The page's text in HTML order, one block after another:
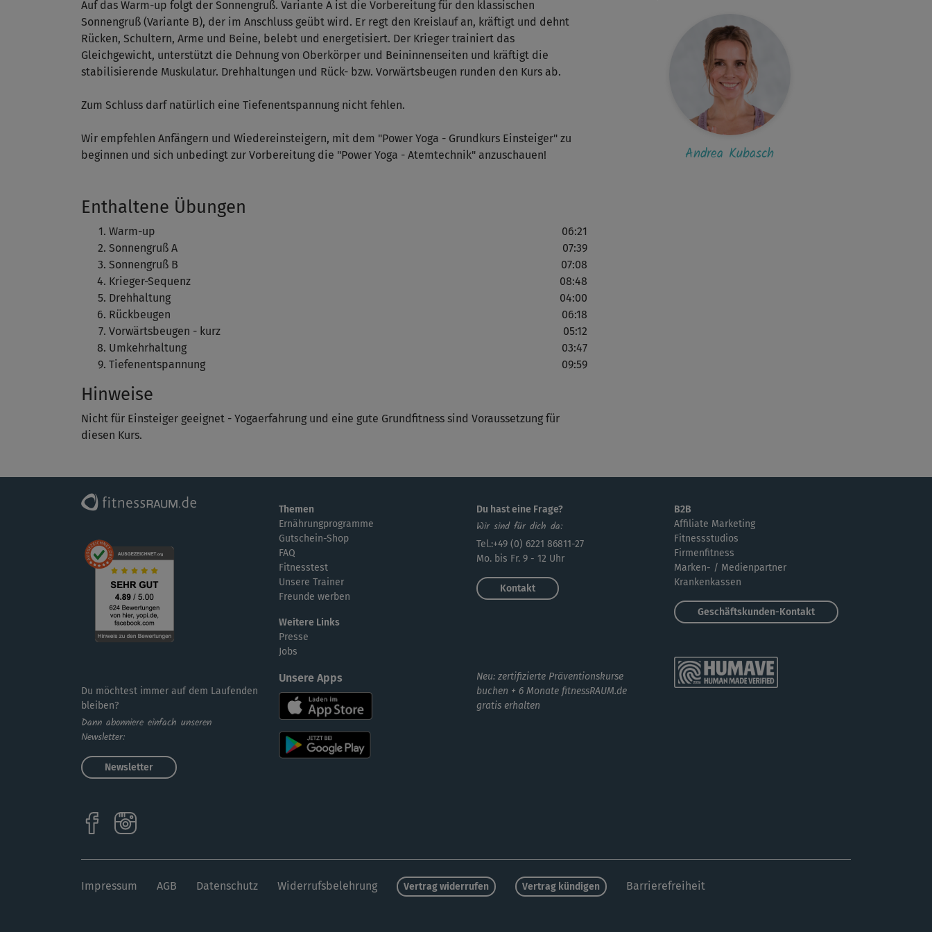
Eine schöne Stunde auf höchstens mittlerem
Level. Ein bisschen dunkel, finde ich. Aber...
Bettina164
Sehr gut angeleitet! Sehr angenehme Stimme!
langsam ist und wenig fordernd. Dien...
Auf das Warm-up folgt der Sonnengruß. Variante A ist die Vorbereitung für den klassischen
Sonnengruß (Variante B), der im Anschluss geübt wird. Er regt den Kreislauf an, kräftigt und dehnt
Rücken, Schultern, Arme und Beine, belebt und energetisiert. Der Krieger trainiert das
Gleichgewicht, unterstützt die Dehnung von Oberkörper und Beininnenseiten und kräftigt die
stabilisierende Muskulatur. Drehhaltungen und Rück- bzw. Vorwärtsbeugen runden den Kurs ab.
Zum Schluss darf natürlich eine Tiefenentspannung nicht fehlen.
Wir empfehlen Anfängern und Wiedereinsteigern, mit dem "Power Yoga - Grundkurs Einsteiger" zu
beginnen und sich unbedingt zur Vorbereitung die "Power Yoga - Atemtechnik" anzuschauen!
Enthaltene Übungen
Warm-up
06:21
Sonnengruß A
07:39
Sonnengruß B
07:08
Krieger-Sequenz
08:48
Drehhaltung
04:00
Rückbeugen
06:18
Vorwärtsbeugen - kurz
05:12
Umkehrhaltung
03:47
Tiefenentspannung
09:59
Hinweise
Nicht für Einsteiger geeignet - Yogaerfahrung und eine gute Grundfitness sind Voraussetzung für
diesen Kurs.
Andrea Kubasch
Du möchtest immer auf dem Laufenden
bleiben?
Dann abonniere einfach unseren
Newsletter:
Newsletter
Themen
Ernährungprogramme
Gutschein-Shop
FAQ
Fitnesstest
Unsere Trainer
Freunde werben
Weitere Links
Presse
Jobs
Unsere Apps
Du hast eine Frage?
Wir sind für dich da:
Tel.:+49 (0) 6221 86811-27
Mo. bis Fr. 9 - 12 Uhr
Kontakt
Neu: zertifizierte Präventionskurse
buchen + 6 Monate fitnessRAUM.de
gratis erhalten
B2B
Affiliate Marketing
Fitnessstudios
Firmenfitness
Marken- / Medienpartner
Krankenkassen
Geschäftskunden-Kontakt
Impressum AGB Datenschutz Widerrufsbelehrung Vertrag widerrufen Vertrag kündigen Barrierefreiheit